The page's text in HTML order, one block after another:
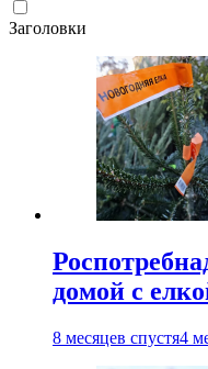
Заголовки
домой с
8 месяцев спустя4